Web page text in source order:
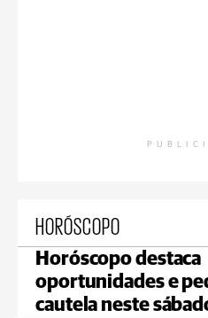
HORÓSCOPO
Horóscopo destaca
oportunidades e
cautela neste